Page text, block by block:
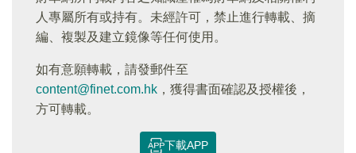
人專屬所有或持有。未經許可，禁止進行轉載、摘
編、複製及建立鏡像等任何使用。
如有意願轉載，請發郵件至
content@finet.com.hk ，獲得書面確認及授權後，
方可轉載。
下載APP